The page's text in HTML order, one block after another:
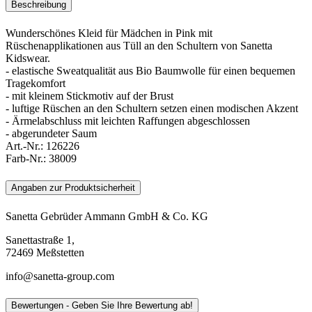
Beschreibung
Wunderschönes Kleid für Mädchen in Pink mit
Rüschenapplikationen aus Tüll an den Schultern von Sanetta
Kidswear.
- elastische Sweatqualität aus Bio Baumwolle für einen bequemen
Tragekomfort
- mit kleinem Stickmotiv auf der Brust
- luftige Rüschen an den Schultern setzen einen modischen Akzent
- Ärmelabschluss mit leichten Raffungen abgeschlossen
- abgerundeter Saum
Art.-Nr.: 126226
Farb-Nr.: 38009
Angaben zur Produktsicherheit
Sanetta Gebrüder Ammann GmbH & Co. KG
Sanettastraße 1,
72469 Meßstetten
info@sanetta-group.com
Bewertungen - Geben Sie Ihre Bewertung ab!